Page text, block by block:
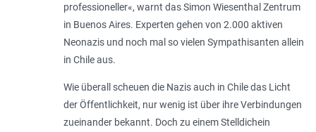
professioneller«, warnt das Simon Wiesenthal Zentrum
in Buenos Aires. Experten gehen von 2.000 aktiven
Neonazis und noch mal so vielen Sympathisanten allein
in Chile aus.
Wie überall scheuen die Nazis auch in Chile das Licht
der Öffentlichkeit, nur wenig ist über ihre Verbindungen
zueinander bekannt. Doch zu einem Stelldichein